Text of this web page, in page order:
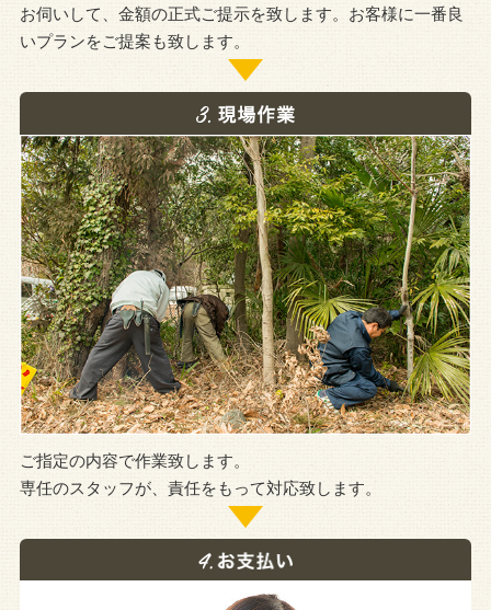
お伺いして、金額の正式ご提示を致します。お客様に一番良
いプランをご提案も致します。
ご指定の内容で作業致します。
専任のスタッフが、責任をもって対応致します。